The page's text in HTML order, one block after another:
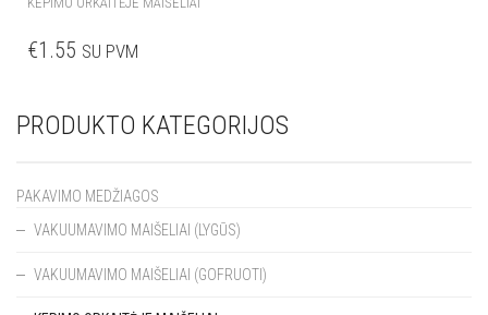
€1.55 SU PVM
PRODUKTO KATEGORIJOS
PAKAVIMO MEDŽIAGOS
VAKUUMAVIMO MAIŠELIAI (LYGŪS)
VAKUUMAVIMO MAIŠELIAI (GOFRUOTI)